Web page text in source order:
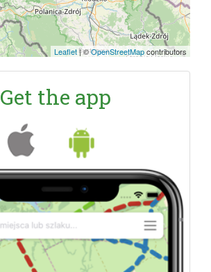
Leaflet|©OpenStreetMapcontributors
Get the app